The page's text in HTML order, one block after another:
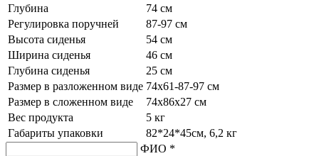
Глубина
74 см
Регулировка поручней
87-97 см
Высота сиденья
54 см
Ширина сиденья
46 см
Глубина сиденья
25 см
Размер в разложенном виде 74х61-87-97 см
Размер в сложенном виде
74х86х27 см
Вес продукта
5 кг
Габариты упаковки
82*24*45см, 6,2 кг
ФИО *